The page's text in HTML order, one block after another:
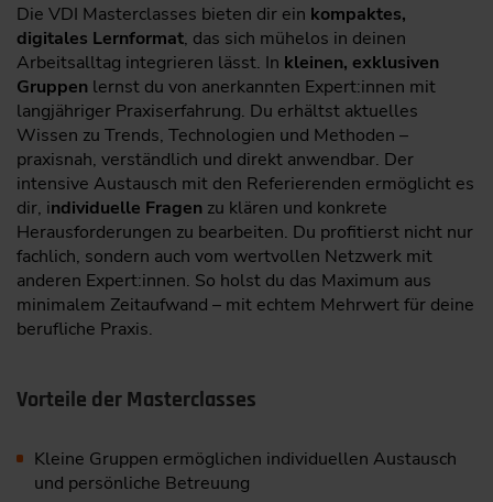
Die VDI Masterclasses bieten dir ein kompaktes,
digitales Lernformat, das sich mühelos in deinen
Arbeitsalltag integrieren lässt. In kleinen, exklusiven
Gruppen lernst du von anerkannten Expert:innen mit
langjähriger Praxiserfahrung. Du erhältst aktuelles
Wissen zu Trends, Technologien und Methoden –
praxisnah, verständlich und direkt anwendbar. Der
intensive Austausch mit den Referierenden ermöglicht es
dir, individuelle Fragen zu klären und konkrete
Herausforderungen zu bearbeiten. Du profitierst nicht nur
fachlich, sondern auch vom wertvollen Netzwerk mit
anderen Expert:innen. So holst du das Maximum aus
minimalem Zeitaufwand – mit echtem Mehrwert für deine
berufliche Praxis.
Vorteile der Masterclasses
Kleine Gruppen ermöglichen individuellen Austausch
und persönliche Betreuung